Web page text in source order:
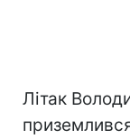
Літак